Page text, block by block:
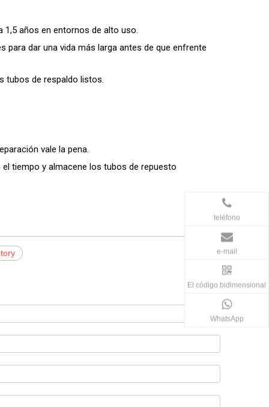
teléfono
e-mail
El código bidimensional
WhatsApp
1,5 años en entornos de alto uso.
dar una vida más larga antes de que enfrente
tubos de respaldo listos.
vale la pena.
tiempo y almacene los tubos de repuesto